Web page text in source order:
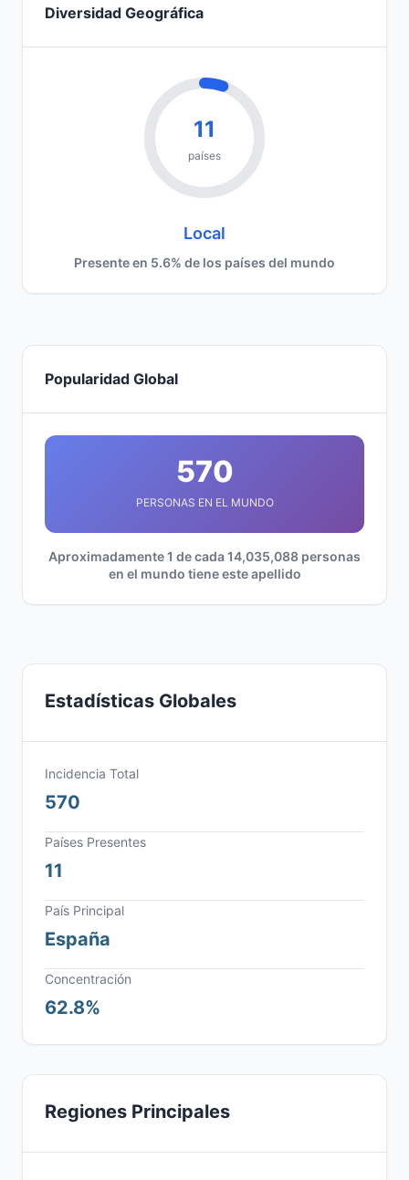
Diversidad Geográfica
11
países
Local
Presente en 5.6% de los países del mundo
Popularidad Global
570
PERSONAS EN EL MUNDO
Aproximadamente 1 de cada 14,035,088 personas
en el mundo tiene este apellido
Estadísticas Globales
Incidencia Total
570
Países Presentes
11
País Principal
España
Concentración
62.8%
Regiones Principales